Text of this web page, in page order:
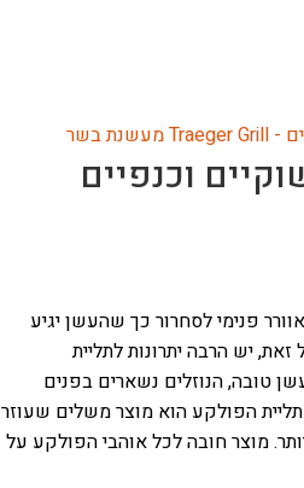
וכנפיים
פנימי לסחרור כך שהעשן יגיע
יש הרבה יתרונות לתליית
טובה, הנוזלים נשארים בפנים
הפולקע הוא מוצר משלים שעוזר
מוצר חובה לכל אוהבי הפולקע על